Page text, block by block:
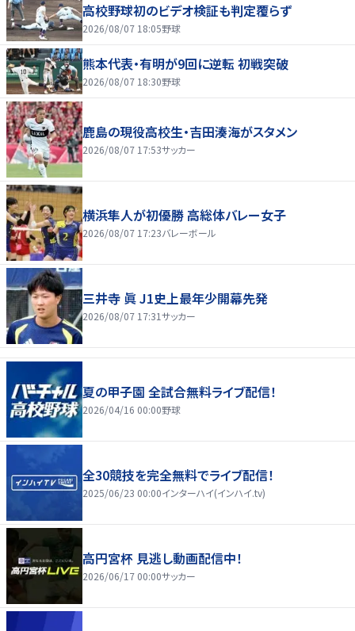
高校野球初のビデオ検証も判定覆らず
2026/08/07 18:05野球
熊本代表・有明が9回に逆転 初戦突破
2026/08/07 18:30野球
鹿島の現役高校生・吉田湊海がスタメン
2026/08/07 17:53サッカー
横浜隼人が初優勝 高総体バレー女子
2026/08/07 17:23バレーボール
三井寺 眞 J1史上最年少開幕先発
2026/08/07 17:31サッカー
夏の甲子園 全試合無料ライブ配信！
2026/04/16 00:00野球
全30競技を完全無料でライブ配信！
2025/06/23 00:00インターハイ(インハイ.tv)
高円宮杯 見逃し動画配信中！
2026/06/17 00:00サッカー